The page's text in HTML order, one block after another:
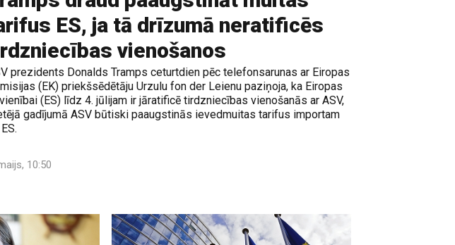
ES, ja tā drīzumā neratificēs
vienošanos
prezidents Donalds Tramps ceturtdien pēc telefonsarunas ar Eiropas
(EK) priekšsēdētāju Urzulu fon der Leienu paziņoja, ka Eiropas
(ES) līdz 4. jūlijam ir jāratificē tirdzniecības vienošanās ar ASV,
gadījumā ASV būtiski paaugstinās ievedmuitas tarifus importam
10:50